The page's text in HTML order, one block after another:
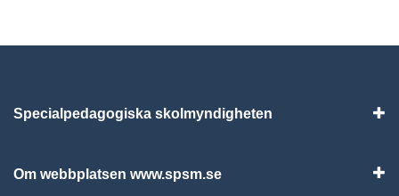
Specialpedagogiska skolmyndigheten
Om webbplatsen www.spsm.se